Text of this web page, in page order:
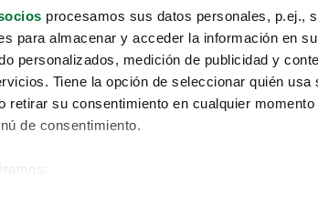
procesamos sus datos personales, p.ej.,
para almacenar y acceder la información en
personalizados, medición de publicidad y
Tiene la opción de seleccionar quién usa
retirar su consentimiento en cualquier
de consentimiento.